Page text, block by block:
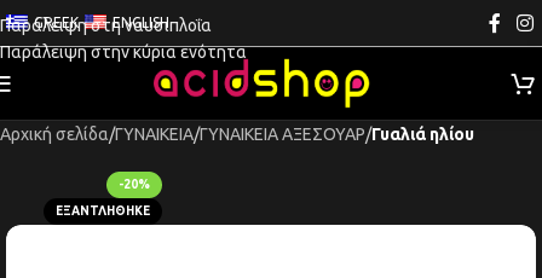
Παράλειψη στη ναυσιπλοΐα
Παράλειψη στην κύρια ενότητα
GREEK ENGLISH
Αρχική σελίδα ΓΥΝΑΙΚΕΙΑ ΓΥΝΑΙΚΕΙΑ ΑΞΕΣΟΥΑΡ Γυαλιά ηλίου
-20%
ΕΞΑΝΤΛΉΘΗΚΕ